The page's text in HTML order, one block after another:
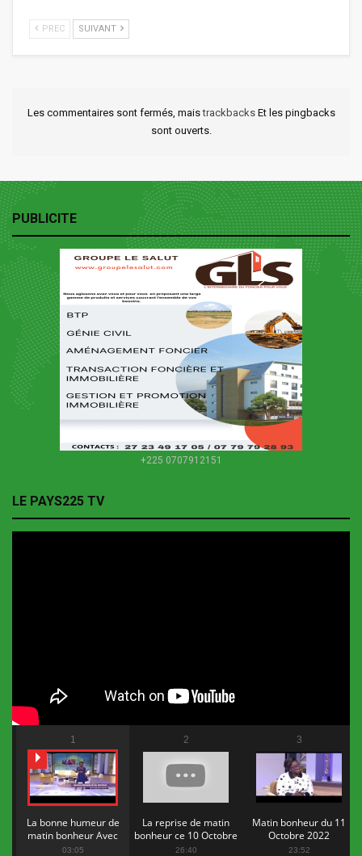
PREC SUIVANT
Les commentaires sont fermés, maistrackbacks Et les pingbacks
sont ouverts.
PUBLICITE
+225 0707912151
LE PAYS225 TV
1
La bonne humeur de
matin bonheur Avec
Flopy Mendosa
03:05
2
La reprise de matin
bonheur ce 10 Octobre
2022
26:40
3
Matin bonheur du 11
Octobre 2022
23:52